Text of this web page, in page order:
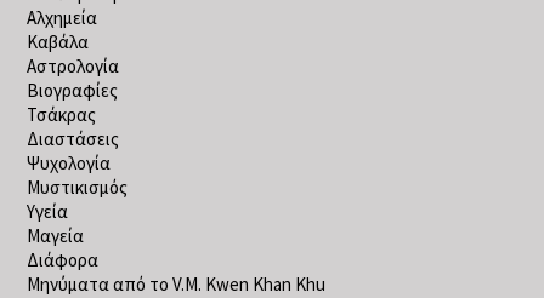
Αλχημεία
Καβάλα
Αστρολογία
Βιογραφίες
Τσάκρας
Διαστάσεις
Ψυχολογία
Μυστικισμός
Υγεία
Μαγεία
Διάφορα
Μηνύματα από το V.M. Kwen Khan Khu